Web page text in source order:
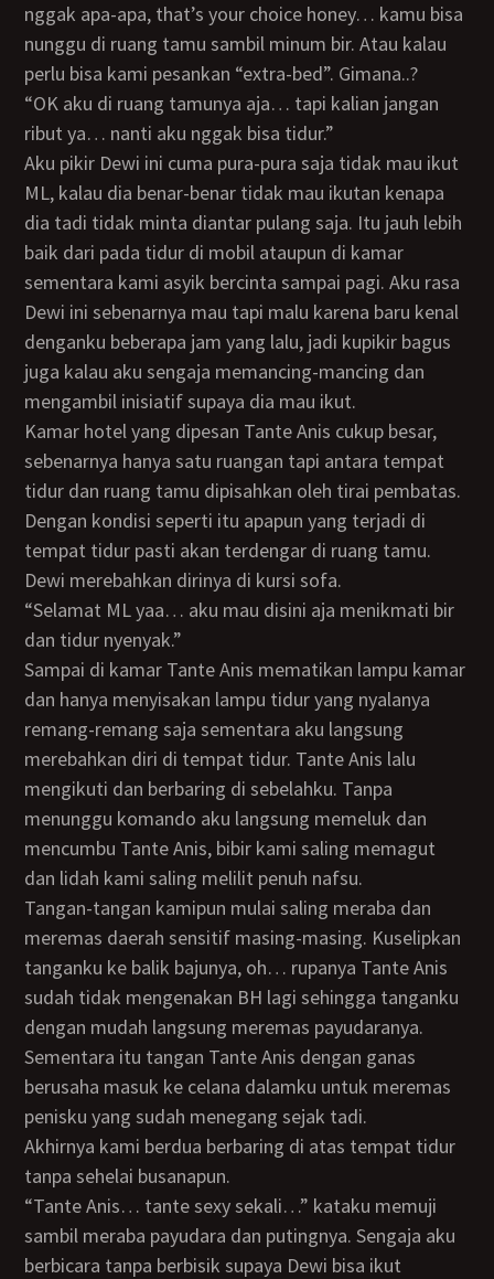
nggak apa-apa, that’s your choice honey… kamu bisa
nunggu di ruang tamu sambil minum bir. Atau kalau
perlu bisa kami pesankan “extra-bed”. Gimana..?
“OK aku di ruang tamunya aja… tapi kalian jangan
ribut ya… nanti aku nggak bisa tidur.”
Aku pikir Dewi ini cuma pura-pura saja tidak mau ikut
ML, kalau dia benar-benar tidak mau ikutan kenapa
dia tadi tidak minta diantar pulang saja. Itu jauh lebih
baik dari pada tidur di mobil ataupun di kamar
sementara kami asyik bercinta sampai pagi. Aku rasa
Dewi ini sebenarnya mau tapi malu karena baru kenal
denganku beberapa jam yang lalu, jadi kupikir bagus
juga kalau aku sengaja memancing-mancing dan
mengambil inisiatif supaya dia mau ikut.
Kamar hotel yang dipesan Tante Anis cukup besar,
sebenarnya hanya satu ruangan tapi antara tempat
tidur dan ruang tamu dipisahkan oleh tirai pembatas.
Dengan kondisi seperti itu apapun yang terjadi di
tempat tidur pasti akan terdengar di ruang tamu.
Dewi merebahkan dirinya di kursi sofa.
“Selamat ML yaa… aku mau disini aja menikmati bir
dan tidur nyenyak.”
Sampai di kamar Tante Anis mematikan lampu kamar
dan hanya menyisakan lampu tidur yang nyalanya
remang-remang saja sementara aku langsung
merebahkan diri di tempat tidur. Tante Anis lalu
mengikuti dan berbaring di sebelahku. Tanpa
menunggu komando aku langsung memeluk dan
mencumbu Tante Anis, bibir kami saling memagut
dan lidah kami saling melilit penuh nafsu.
Tangan-tangan kamipun mulai saling meraba dan
meremas daerah sensitif masing-masing. Kuselipkan
tanganku ke balik bajunya, oh… rupanya Tante Anis
sudah tidak mengenakan BH lagi sehingga tanganku
dengan mudah langsung meremas payudaranya.
Sementara itu tangan Tante Anis dengan ganas
berusaha masuk ke celana dalamku untuk meremas
penisku yang sudah menegang sejak tadi.
Akhirnya kami berdua berbaring di atas tempat tidur
tanpa sehelai busanapun.
“Tante Anis… tante sexy sekali…” kataku memuji
sambil meraba payudara dan putingnya. Sengaja aku
berbicara tanpa berbisik supaya Dewi bisa ikut